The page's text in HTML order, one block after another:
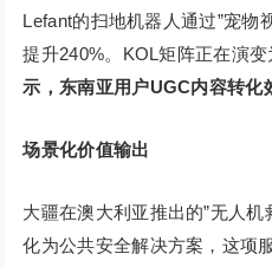
Lefant的扫地机器人通过”宠物
提升240%。KOL矩阵正在演
示，东南亚用户UGC内容转化
场景化价值输出
大疆在澳大利亚推出的”无人
化为公共安全解决方案，这项